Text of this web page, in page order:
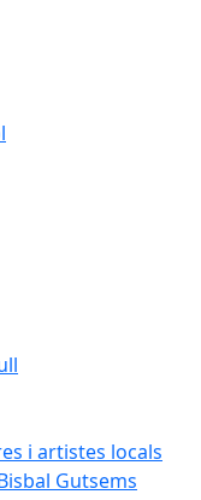
i artistes locals
Gutsems